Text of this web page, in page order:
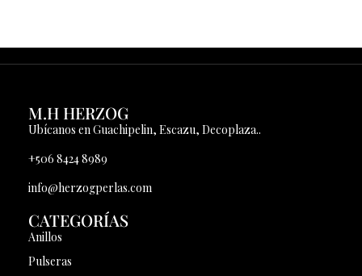
M.H HERZOG
Ubícanos en Guachipelin, Escazu, Decoplaza..
+506 8424 8989
info@herzogperlas.com
CATEGORÍAS
Anillos
Pulseras